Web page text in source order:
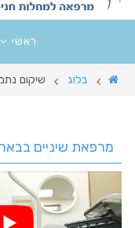
ראשי
בלוג שיקום
מרפאת שיניים